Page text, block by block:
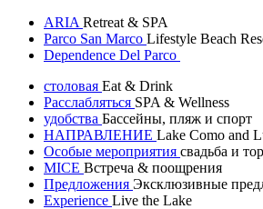
ARIA Retreat & SPA
Parco San Marco Lifestyle Beach
Dependence Del Parco
столовая Eat & Drink
Расслабляться SPA & Wellness
удобства Бассейны, пляж и спорт
НАПРАВЛЕНИЕ Lake Como and
Особые мероприятия свадьба и
MICE Встреча & поощрения
Предложения Эксклюзивные
Experience Live the Lake